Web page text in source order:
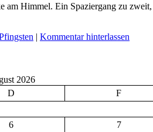
Himmel. Ein Spaziergang zu
| Kommentar hinterlassen
2026
D F
6 7